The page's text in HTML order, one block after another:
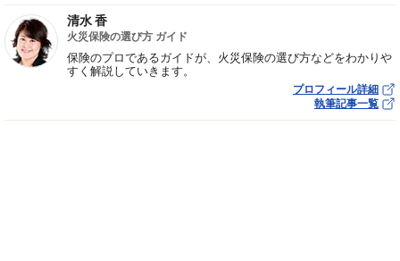
清水 香
火災保険の選び方 ガイド
保険のプロであるガイドが、火災保険の選び方などをわかりや
すく解説していきます。
プロフィール詳細
執筆記事一覧